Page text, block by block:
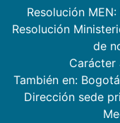
Resolución
Resolución
de
Carácter
También en: Bogotá
Dirección sede